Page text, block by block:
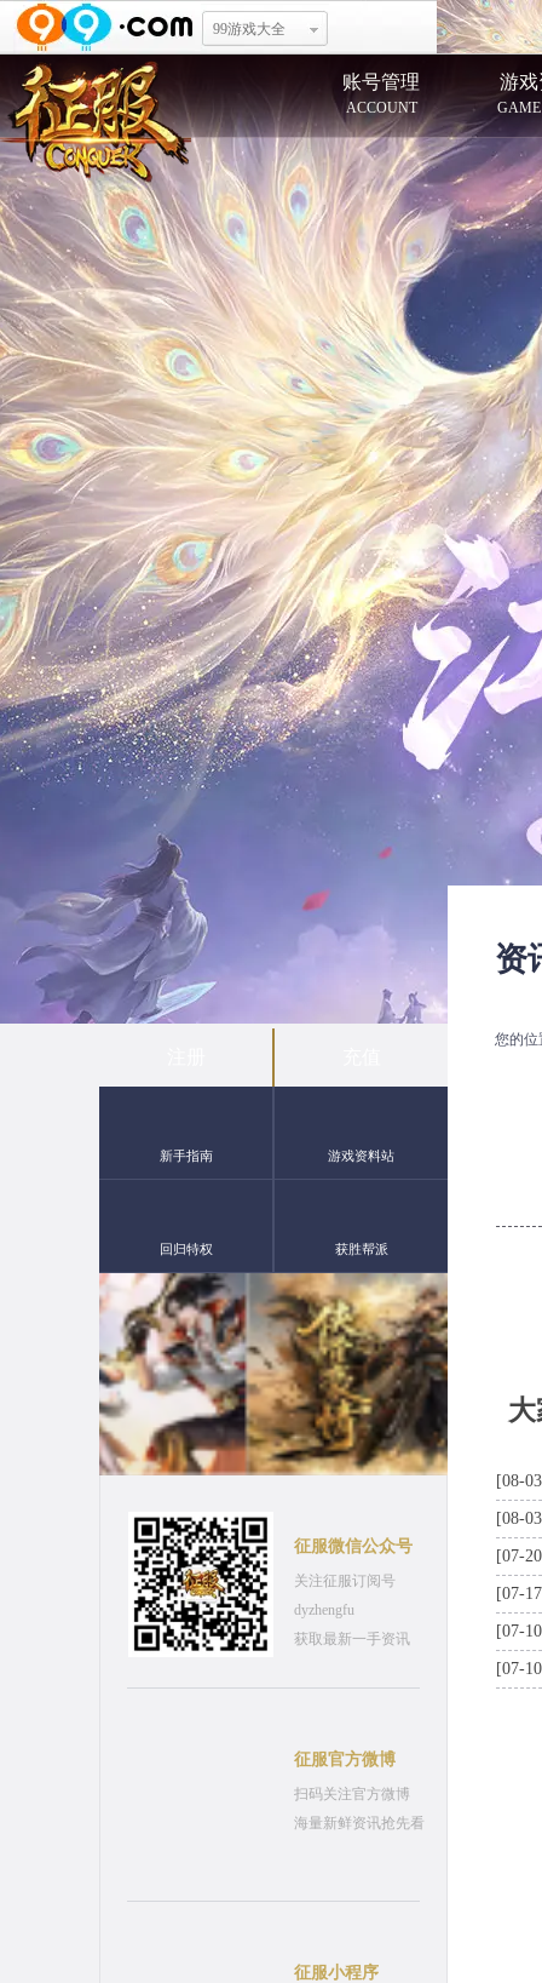
99游戏大全
账号管理
ACCOUNT
游
新手指南 游戏资料站
回归特权 获胜帮派
征服微信公众号
关注征服订阅号
dyzhengfu
获取最新一手资讯
征服官方微博
扫码关注官方微博
海量新鲜资讯抢先看
征服小程序
资
您的位
[08-
[08-
[07-
[07-
[07-
[07-